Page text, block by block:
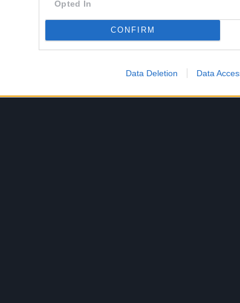
Opted In
CONFIRM
Data Deletion Data